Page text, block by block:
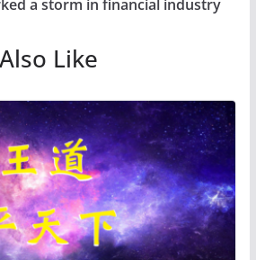
a storm in financial industry
Like